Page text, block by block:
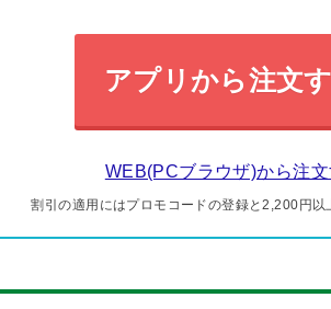
アプリから注文
WEB(PCブラウザ)から注文
割引の適用にはプロモコードの登録と2,200円以